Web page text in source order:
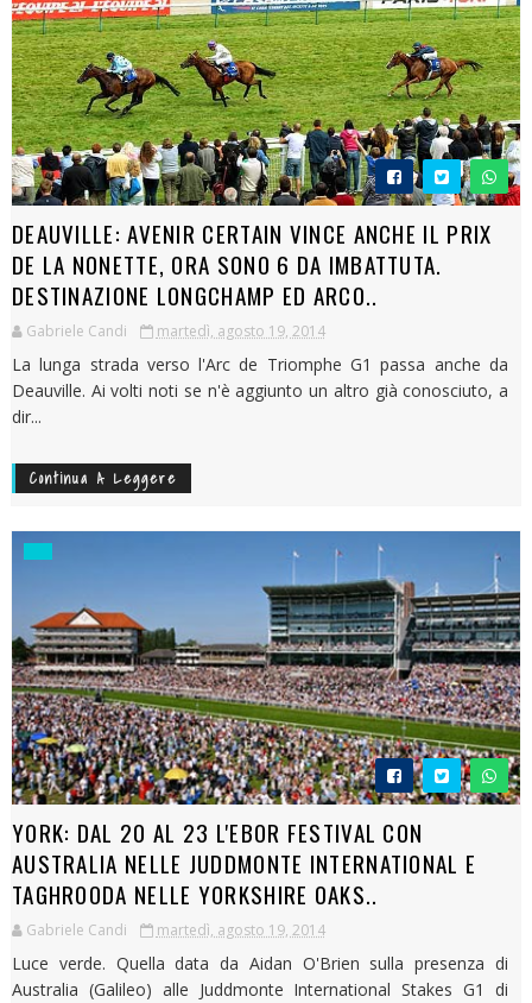
DEAUVILLE: AVENIR CERTAIN VINCE ANCHE IL PRIX
DE LA NONETTE, ORA SONO 6 DA IMBATTUTA.
DESTINAZIONE LONGCHAMP ED ARCO..
Gabriele Candi martedì, agosto 19, 2014
La lunga strada verso l'Arc de Triomphe G1 passa anche da
Deauville. Ai volti noti se n'è aggiunto un altro già conosciuto, a
dir...
Continua A Leggere
YORK: DAL 20 AL 23 L'EBOR FESTIVAL CON
AUSTRALIA NELLE JUDDMONTE INTERNATIONAL E
TAGHROODA NELLE YORKSHIRE OAKS..
Gabriele Candi martedì, agosto 19, 2014
Luce verde. Quella data da Aidan O'Brien sulla presenza di
Australia (Galileo) alle Juddmonte International Stakes G1 di